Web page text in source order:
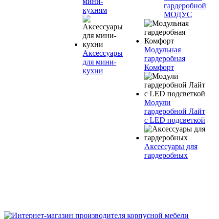
кухням
Аксессуары
для мини-
кухни
гардеробной
МОДУС
Модульная
гардеробная
Комфорт
Модули
гардеробной Лайт
с LED подсветкой
Аксессуары для
гардеробных